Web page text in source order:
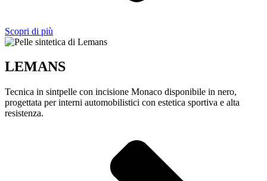
Scopri di più
LEMANS
Tecnica in sintpelle con incisione Monaco disponibile in nero,
progettata per interni automobilistici con estetica sportiva e alta
resistenza.